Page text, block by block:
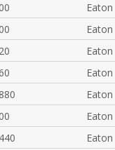
Eaton
Eaton
Eaton
Eaton
Eaton
Eaton
Eaton